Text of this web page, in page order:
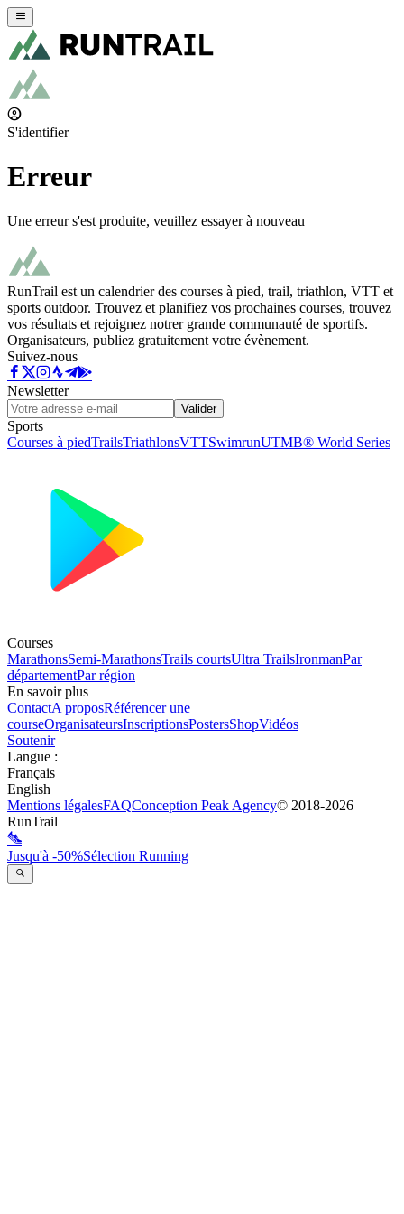
S'identifier
Erreur
Une erreur s'est produite, veuillez essayer à nouveau
RunTrail est un calendrier des courses à pied, trail, triathlon, VTT et
sports outdoor. Trouvez et planifiez vos prochaines courses, trouvez
vos résultats et rejoignez notrer grande communauté de sportifs.
Organisateurs, publiez gratuitement votre évènement.
Suivez-nous
Newsletter
Valider
Sports
Courses à piedTrailsTriathlonsVTTSwimrunUTMB® World Series
Courses
MarathonsSemi-MarathonsTrails courtsUltra TrailsIronmanPar
départementPar région
En savoir plus
ContactA proposRéférencer une
courseOrganisateursInscriptionsPostersShopVidéos
Soutenir
Langue :
Français
English
Mentions légalesFAQConception Peak Agency© 2018-2026
RunTrail
Jusqu'à -50%Sélection Running